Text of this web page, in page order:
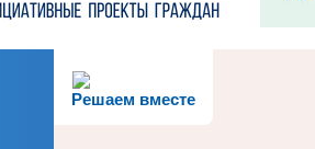
Решаем вместе